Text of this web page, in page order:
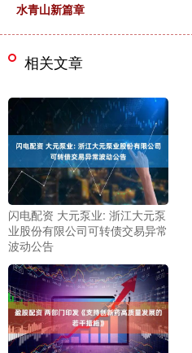
水青山新篇章
相关文章
闪电配资 大元泵业: 浙江大元泵
业股份有限公司可转债交易异常
波动公告